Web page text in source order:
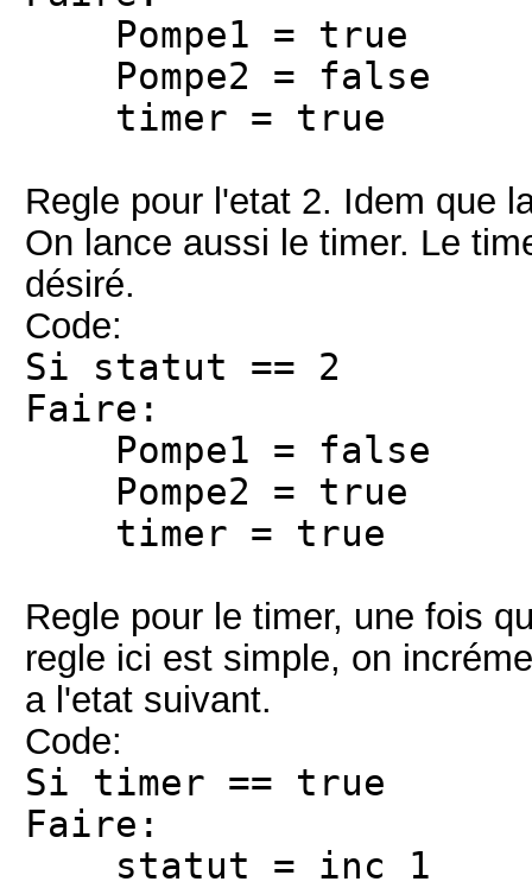
Pompe1 = true
Pompe2 = false
timer = true
Regle pour l'etat 2. Idem que
On lance aussi le timer. Le
désiré.
Code:
Si statut == 2
Faire:
Pompe1 = false
Pompe2 = true
timer = true
Regle pour le timer, une fois
regle ici est simple, on
a l'etat suivant.
Code:
Si timer == true
Faire:
statut = inc 1